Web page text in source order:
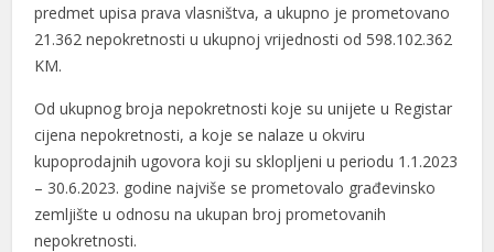
predmet upisa prava vlasništva, a ukupno je prometovano
21.362 nepokretnosti u ukupnoj vrijednosti od 598.102.362
KM.
Od ukupnog broja nepokretnosti koje su unijete u Registar
cijena nepokretnosti, a koje se nalaze u okviru
kupoprodajnih ugovora koji su sklopljeni u periodu 1.1.2023
– 30.6.2023. godine najviše se prometovalo građevinsko
zemljište u odnosu na ukupan broj prometovanih
nepokretnosti.